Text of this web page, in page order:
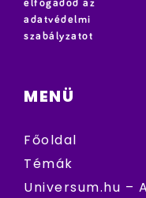
elfogadod az
adatvédelmi
szabályzatot
MENÜ
Főoldal
Témák
Universum.hu –